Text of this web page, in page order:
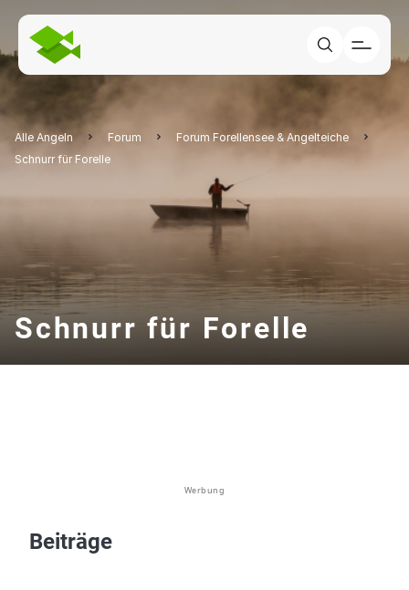
Alle Angeln Forum
Forum Forellensee & Angelteiche
Schnurr für Forelle
Schnurr für Forelle
Werbung
Beiträge